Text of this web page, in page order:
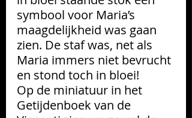
symbool voor Maria’s
maagdelijkheid was gaan
zien. De staf was, net als
Maria immers niet bevrucht
en stond toch in bloei!
Op de miniatuur in het
Getijdenboek van de